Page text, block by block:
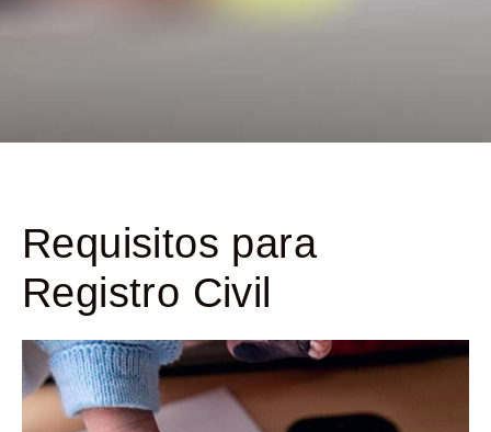
Requisitos para
Registro Civil